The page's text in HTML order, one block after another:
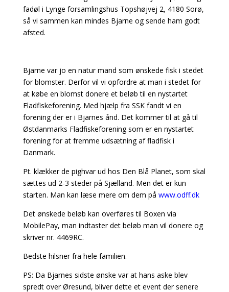
fadøl i Lynge forsamlingshus Topshøjvej 2, 4180 Sorø,
så vi sammen kan mindes Bjarne og sende ham godt
afsted.
Bjarne var jo en natur mand som ønskede fisk i stedet
for blomster. Derfor vil vi opfordre at man i stedet for
at købe en blomst donere et beløb til en nystartet
Fladfiskeforening. Med hjælp fra SSK fandt vi en
forening der er i Bjarnes ånd. Det kommer til at gå til
Østdanmarks Fladfiskeforening som er en nystartet
forening for at fremme udsætning af fladfisk i
Danmark.
Pt. klækker de pighvar ud hos Den Blå Planet, som skal
sættes ud 2-3 steder på Sjælland. Men det er kun
starten. Man kan læse mere om dem på www.odff.dk
Det ønskede beløb kan overføres til Boxen via
MobilePay, man indtaster det beløb man vil donere og
skriver nr. 4469RC.
Bedste hilsner fra hele familien.
PS: Da Bjarnes sidste ønske var at hans aske blev
spredt over Øresund, bliver dette et event der senere